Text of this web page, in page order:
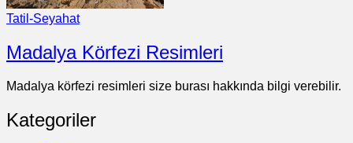
Tatil-Seyahat
Madalya Körfezi Resimleri
Madalya körfezi resimleri size burası hakkında bilgi verebilir.
Kategoriler